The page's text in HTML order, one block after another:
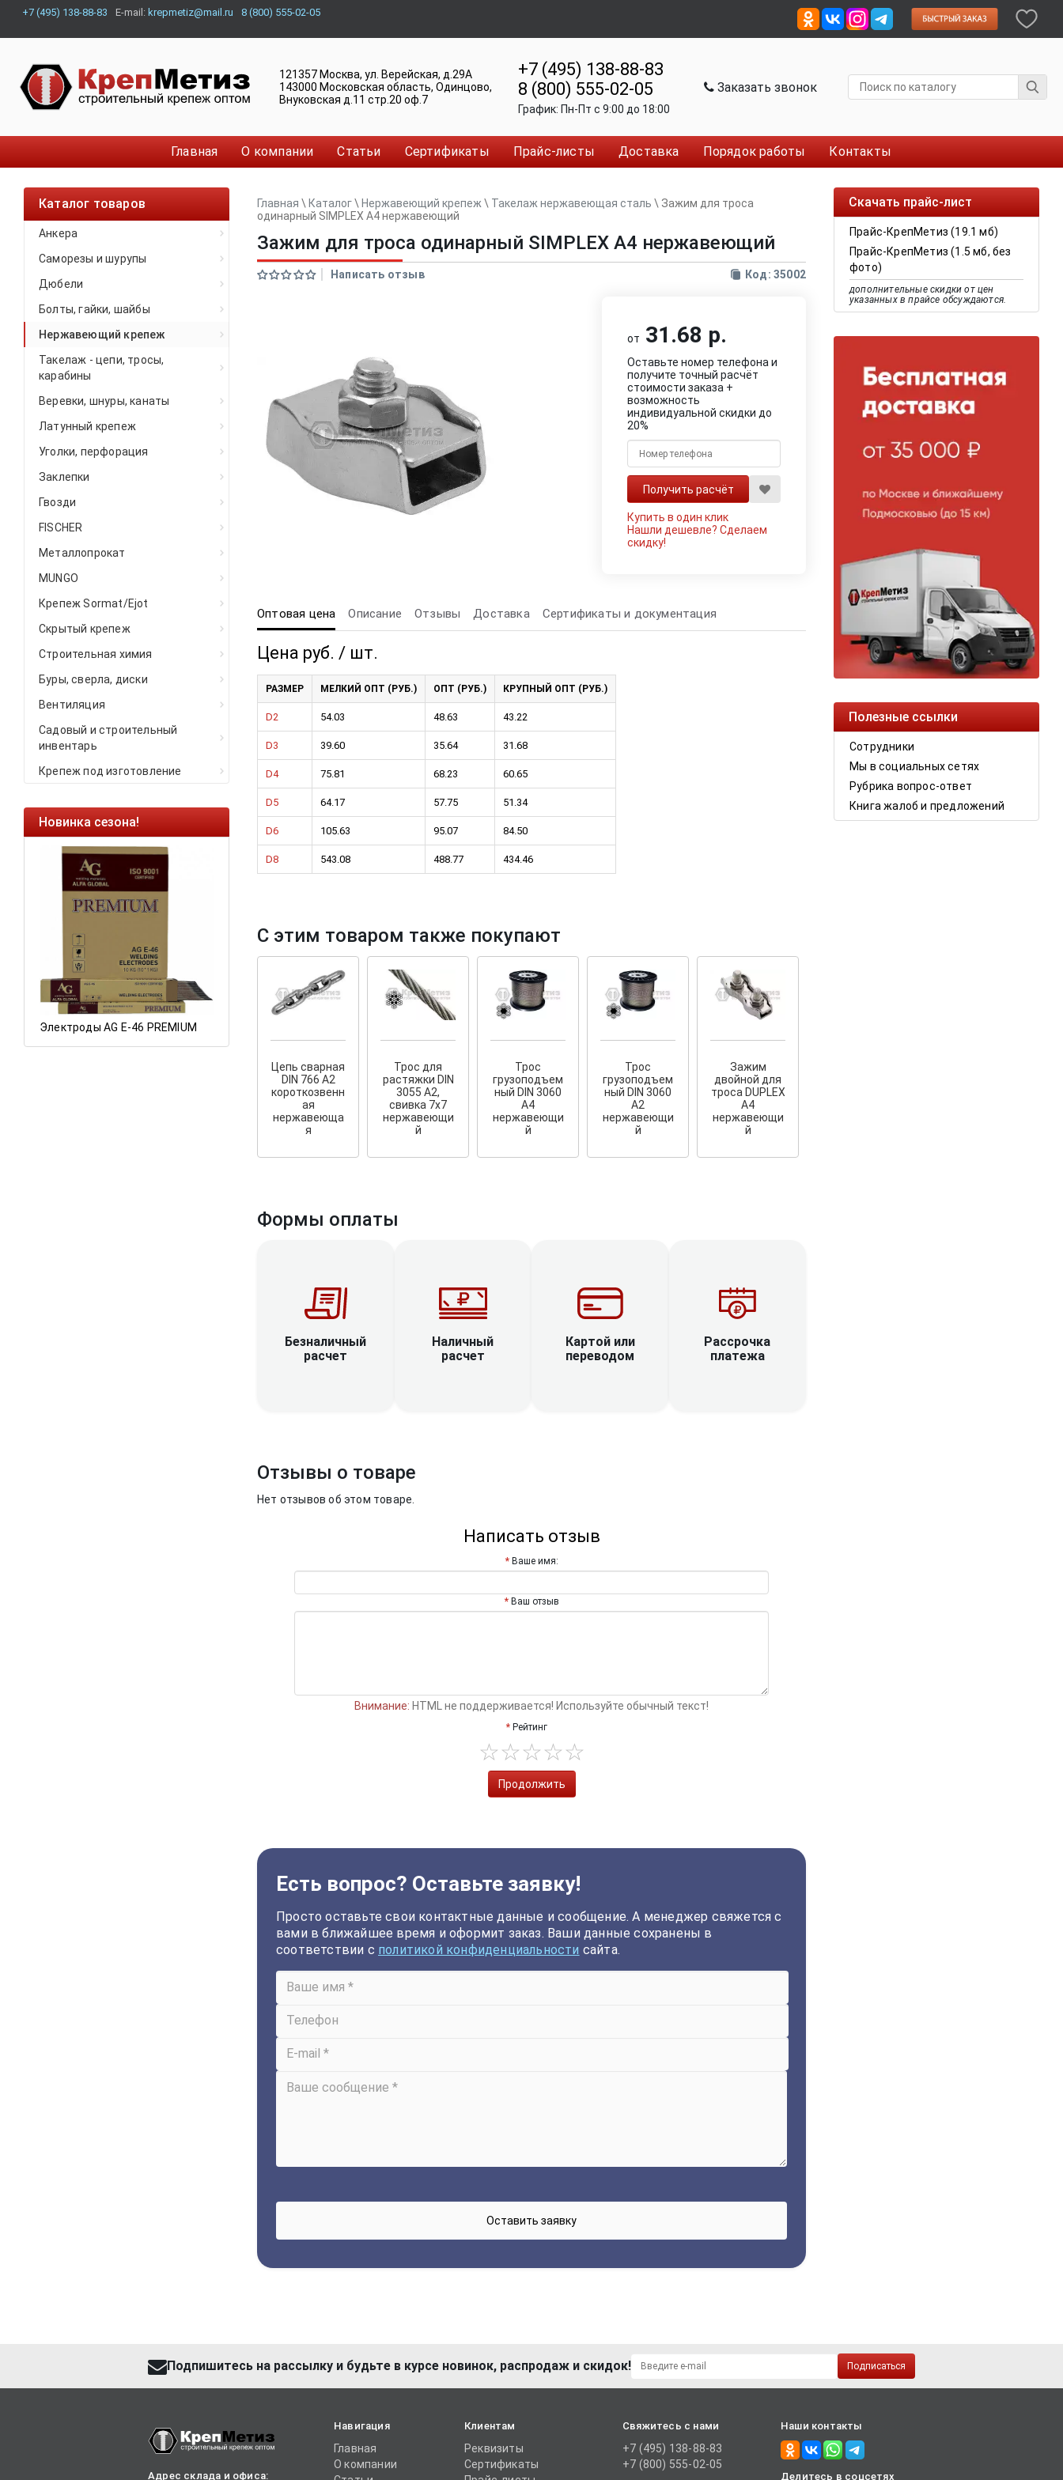
+7 (495) 138-88-83 E-mail: krepmetiz@mail.ru 8 (800) 555-02-05
121357 Москва, ул. Верейская, д.29А
143000 Московская область, Одинцово,
Внуковская д.11 стр.20 оф.7
+7 (495) 138-88-83
8 (800) 555-02-05
График: Пн-Пт c 9:00 до 18:00
Заказать звонок
Главная О компании Статьи Сертификаты Прайс-листы Доставка Порядок работы Контакты
Каталог товаров
Анкера
Саморезы и шурупы
Дюбели
Болты, гайки, шайбы
Нержавеющий крепеж
Такелаж - цепи, тросы,
карабины
Веревки, шнуры, канаты
Латунный крепеж
Уголки, перфорация
Заклепки
Гвозди
FISCHER
Металлопрокат
MUNGO
Крепеж Sormat/Ejot
Скрытый крепеж
Строительная химия
Буры, сверла, диски
Вентиляция
Садовый и строительный
инвентарь
Крепеж под изготовление
Новинка сезона!
Электроды AG E-46 PREMIUM
Ликвидация остатков!
HARPOON EURO
Cкрытый крепеж
Скачать прайс-лист
Прайс-КрепМетиз (19.1 мб)
Прайс-КрепМетиз (1.5 мб, без
фото)
дополнительные скидки от цен
указанных в прайсе обсуждаются.
Полезные ссылки
Сотрудники
Мы в социальных сетях
Рубрика вопрос-ответ
Книга жалоб и предложений
Главная \ Каталог\ Нержавеющий крепеж \ Такелаж нержавеющая сталь \ Зажим для троса
одинарный SIMPLEX A4 нержавеющий
Зажим для троса одинарный SIMPLEX A4 нержавеющий
Написать отзыв Код: 35002
от 31.68 р.
Оставьте номер телефона и
получите точный расчёт
стоимости заказа +
возможность
индивидуальной скидки до
20%
Купить в один клик
Нашли дешевле?Сделаем
скидку!
Оптовая цена Описание Отзывы Доставка Сертификаты и документация
Цена руб. / шт.
РАЗМЕР МЕЛКИЙ ОПТ (РУБ.) ОПТ (РУБ.) КРУПНЫЙ ОПТ (РУБ.)
D2 54.03 48.63 43.22
D3 39.60 35.64 31.68
D4 75.81 68.23 60.65
D5 64.17 57.75 51.34
D6 105.63 95.07 84.50
D8 543.08 488.77 434.46
С этим товаром также покупают
Цепь сварная
DIN 766 А2
короткозвенн
ая
нержавеюща
я
Трос для
растяжки DIN
3055 A2,
свивка 7х7
нержавеющи
й
Трос
грузоподъем
ный DIN 3060
A4
нержавеющи
й
Трос
грузоподъем
ный DIN 3060
A2
нержавеющи
й
Зажим
двойной для
троса DUPLEX
A4
нержавеющи
й
Формы оплаты
Безналичный
расчет
Наличный
расчет
Картой или
переводом
Рассрочка
платежа
Отзывы о товаре
Нет отзывов об этом товаре.
Написать отзыв
Ваше имя:
Ваш отзыв
Внимание: HTML не поддерживается! Используйте обычный текст!
Рейтинг
Продолжить
Есть вопрос? Оставьте заявку!
Просто оставьте свои контактные данные и сообщение. А менеджер свяжется с
вами в ближайшее время и оформит заказ. Ваши данные сохранены в
соответствии с политикой конфиденциальности сайта.
Подпишитесь на рассылку и будьте в курсе новинок, распродаж и скидок! Подписаться
Адрес склада и офиса:
Навигация
Главная
О компании
Клиентам
Реквизиты
Сертификаты
Свяжитесь с нами
+7 (495) 138-88-83
+7 (800) 555-02-05
Наши контакты
Делитесь в соцсетях